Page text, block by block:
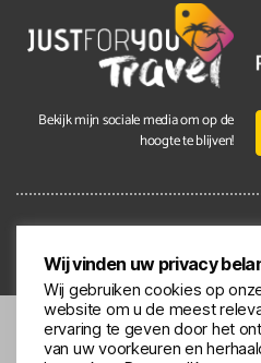
Bekijk mijn sociale media om op de
hoogte te blijven!
2021 ©
Wij vinden uw privacy
Wij gebruiken cookies op
website om u de meest
ervaring te geven door het
van uw voorkeuren en